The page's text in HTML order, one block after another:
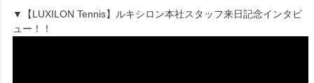
▼【LUXILON Tennis】ルキシロン本社スタッフ来日記念インタビ
ュー！！